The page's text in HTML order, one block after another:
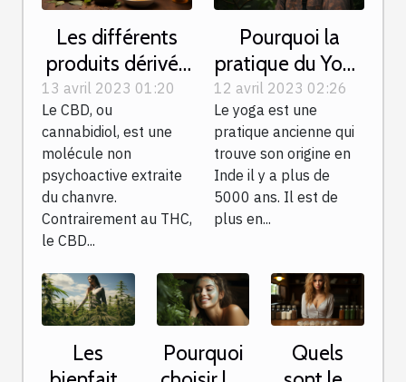
Les différents
produits dérivés
et issus du CBD
13 avril 2023 01:20
Le CBD, ou
cannabidiol, est une
molécule non
psychoactive extraite
du chanvre.
Contrairement au THC,
le CBD...
Pourquoi la
pratique du Yoga
est-elle
importante ?
12 avril 2023 02:26
Le yoga est une
pratique ancienne qui
trouve son origine en
Inde il y a plus de
5000 ans. Il est de
plus en...
Les
Pourquoi
Quels